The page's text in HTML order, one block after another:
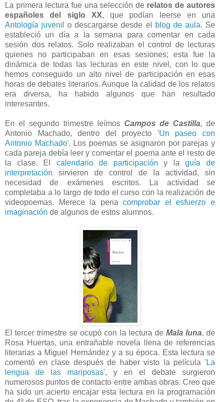
La primera lectura fue una selección de relatos de autores
españoles del siglo XX, que podían leerse en una
Antología juvenil
o descargarse desde el blog de aula. Se
estableció un día a la semana para comentar en cada
sesión dos relatos. Solo realizaban el control de lecturas
quienes no participaban en esas sesiones; esta fue la
dinámica de todas las lecturas en este nivel, con lo que
hemos conseguido un alto nivel de participación en esas
horas de debates literarios. Aunque la calidad de los relatos
era diversa, ha habido algunos que han resultado
interesantes.
En el segundo trimestre leímos Campos de Castilla, de
Antonio Machado, dentro del proyecto 'Un paseo con
Antonio Machado'. Los poemas se asignaron por parejas y
cada pareja debía leer y comentar el poema ante el resto de
la clase. El calendario de participación y laguía de
interpretación sirvieron de control de la actividad, sin
necesidad de exámenes escritos. La actividad se
completaba a lo largo de todo el curso con la realización de
videopoemas. Merece la penacomprobar el esfuerzo e
imaginación de algunos de estos alumnos.
El tercer trimestre se ocupó con la lectura de Mala luna, de
Rosa Huertas, una entrañable novela llena de referencias
literarias a Miguel Hernández y a su época. Esta lectura se
comentó en clase después de haber visto la película 'La
lengua de las mariposas', y en el debate surgieron
numerosos puntos de contacto entre ambas obras. Creo que
ha sido un acierto encajar esta lectura en la programación